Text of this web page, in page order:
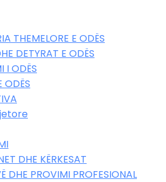
THEMELORE E ODËS
DETYRAT E ODËS
I ODËS
ODËS
DHE KËRKESAT
DHE PROVIMI PROFESIONAL